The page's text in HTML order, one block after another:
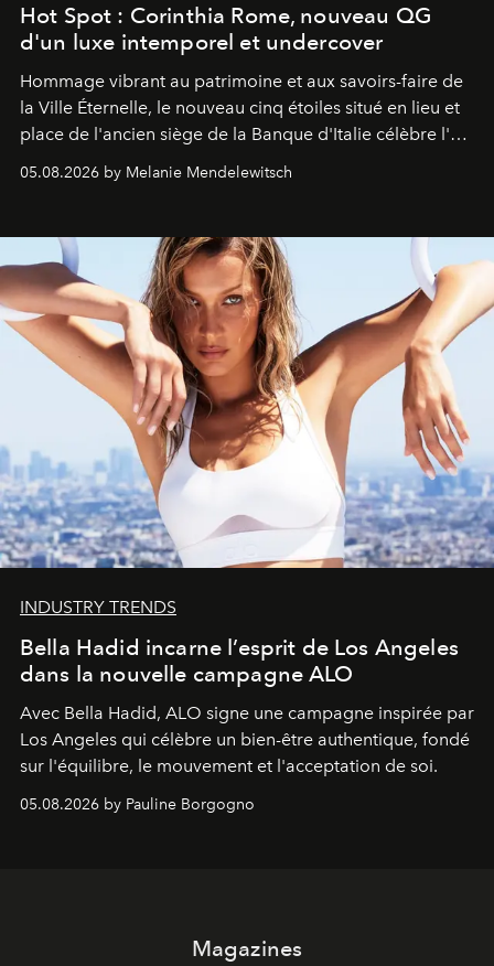
Hot Spot : Corinthia Rome, nouveau QG
d'un luxe intemporel et undercover
Hommage vibrant au patrimoine et aux savoirs-faire de
la Ville Éternelle, le nouveau cinq étoiles situé en lieu et
place de l'ancien siège de la Banque d'Italie célèbre l'art
05.08.2026 by Melanie Mendelewitsch
INDUSTRY TRENDS
Bella Hadid incarne l’esprit de Los Angeles
dans la nouvelle campagne ALO
Avec Bella Hadid, ALO signe une campagne inspirée par
Los Angeles qui célèbre un bien-être authentique, fondé
sur l'équilibre, le mouvement et l'acceptation de soi.
05.08.2026 by Pauline Borgogno
Magazines